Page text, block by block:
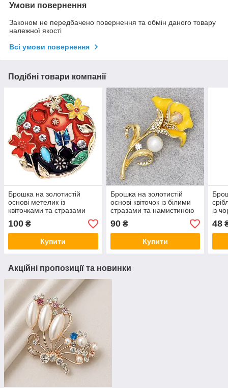
Умови повернення
Законом не передбачено повернення та обмін даного товару
належної якості
Всі умови повернення
Подібні товари компанії
Брошка на золотистій
основі метелик із
квіточками та стразами
покрита кольоровою
емаллю розмір виробу
50Х60 мм
100 ₴
Купити
Брошка на золотистій
основі квіточок із білими
стразами та намистиною
покрита кольоровою
емаллю розмір виробу
55х40 мм
90₴
Купити
із
48
Акційні пропозиції та новинки